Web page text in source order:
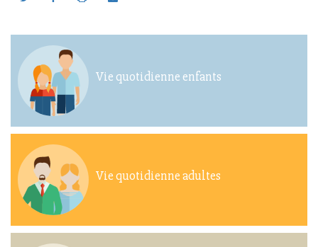
Vie quotidienne enfants
Vie quotidienne adultes